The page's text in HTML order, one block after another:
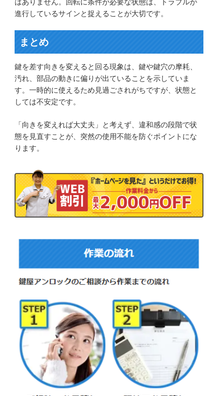
進行しているサインと捉えることが大切です。
まとめ
鍵を差す向きを変えると回る現象は、鍵や鍵穴の摩耗、
汚れ、部品の動きに偏りが出ていることを示していま
す。一時的に使えるため見過ごされがちですが、状態と
しては不安定です。
「向きを変えれば大丈夫」と考えず、違和感の段階で状
態を見直すことが、突然の使用不能を防ぐポイントにな
ります。